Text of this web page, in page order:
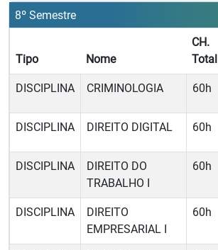
8º Semestre
Tipo Nome
CH.
Total
DISCIPLINA CRIMINOLOGIA 60h
DISCIPLINA DIREITO DIGITAL 60h
DISCIPLINA
DIREITO DO
TRABALHO I
60h
DISCIPLINA
DIREITO
EMPRESARIAL I
60h